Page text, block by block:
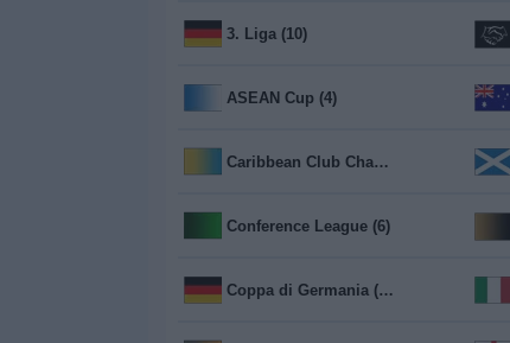
3. Liga (10)
ASEAN Cup (4)
Caribbean Club Championship (17)
Conference League (6)
Coppa di Germania (32)